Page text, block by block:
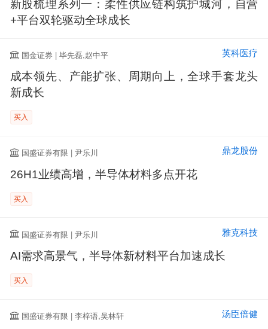
新股梳理系列一：柔性供应链构筑护城河，自营
+平台双轮驱动全球成长
国金证券 | 毕先磊,赵中平 英科医疗
成本领先、产能扩张、周期向上，全球手套龙头
新成长
买入
国盛证券有限 | 尹乐川 鼎龙股份
26H1业绩高增，半导体材料多点开花
买入
国盛证券有限 | 尹乐川 雅克科技
AI需求高景气，半导体新材料平台加速成长
买入
国盛证券有限 | 李梓语,吴林轩 汤臣倍健